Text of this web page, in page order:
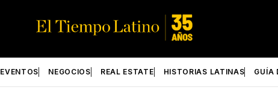
EVENTOS NEGOCIOS REAL ESTATE HISTORIAS LATINAS GUÍA